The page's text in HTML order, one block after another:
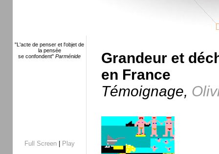
"L'acte de penser et l'objet de
la pensée
se confondent" Parménide
Full Screen|
Play
Grandeur et
en France
Témoignage,